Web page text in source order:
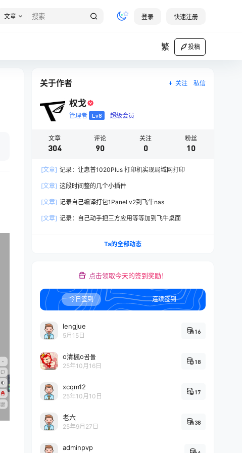
文章 登录 快速注册
繁 投稿
关于作者 关注 私信
权戈
管理者 Lv8 超级会员
文章
304
评论
90
关注
0
粉丝
10
[文章] 记录：让惠普1020Plus 打印机实现局域网打印
[文章] 这段时间整的几个小插件
[文章] 记录自己编译打包1Panel v2到飞牛nas
[文章] 记录：自己动手把三方应用等等加到飞牛桌面
Ta的全部动态
点击领取今天的签到奖励！
今日签到 连续签到
lengjue
5月15日
16
o清楓o곰돌
25年10月16日
18
xcqm12
25年10月10日
17
老六
25年9月27日
38
adminpvp